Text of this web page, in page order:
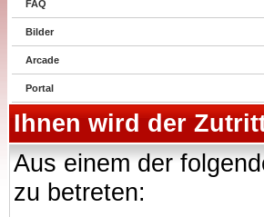
FAQ
Bilder
Arcade
Portal
Ihnen wird der
Aus einem der
zu betreten: